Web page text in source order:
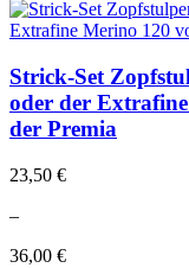
Strick-Set
oder der
der Premia
23,50 €
–
36,00 €